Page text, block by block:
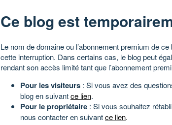
Ce blog est
Le nom de domaine ou l’abonnement premium de
cette interruption. Dans certains cas, le blog peut
rendant son accès limité tant que l’abonnement
Pour les visiteurs : Si vous avez des
blog en suivantce lien.
Pour le propriétaire : Si vous souhaitez
nous contacter en suivantce lien.